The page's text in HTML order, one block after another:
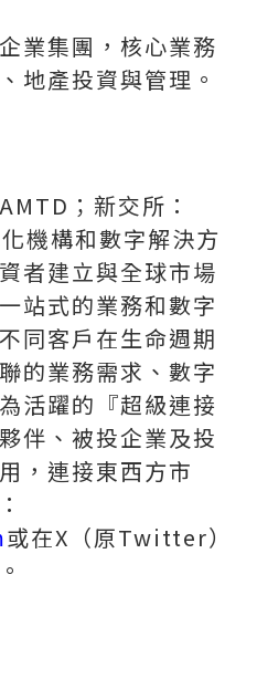
業集團，核心業務
地產投資與管理。
；新交所：
機構和數字解決方
者建立與全球市場
站式的業務和數字
同客戶在生命週期
的業務需求、數字
活躍的『超級連接
伴、被投企業及投
，連接東西方市
或在X（原Twitter）